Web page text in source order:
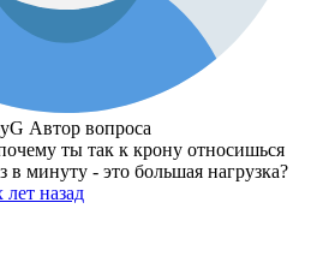
Автор вопроса
ты так к крону относишься
в минуту - это большая нагрузка?
лет назад